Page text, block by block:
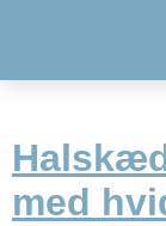
med